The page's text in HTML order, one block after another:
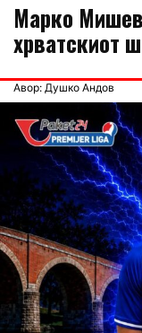
Марко
хрватскиот
Авор: Душко Андов